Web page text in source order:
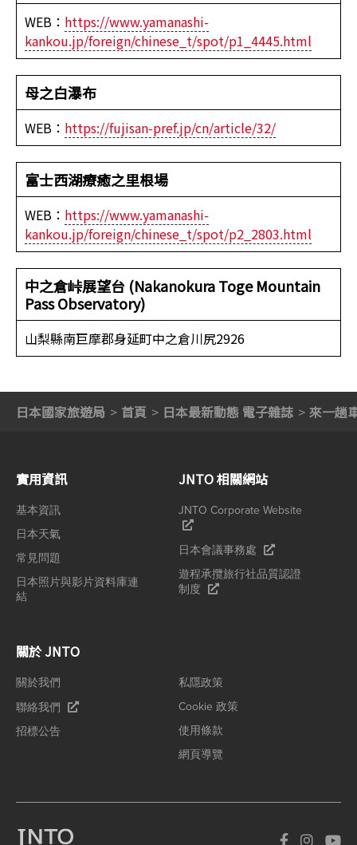
WEB： https://www.yamanashi-
kankou.jp/foreign/chinese_t/spot/p1_4445.html
母之白瀑布
WEB： https://fujisan-pref.jp/cn/article/32/
富士西湖療癒之里根場
WEB： https://www.yamanashi-
kankou.jp/foreign/chinese_t/spot/p2_2803.html
中之倉峠展望台 (Nakanokura Toge Mountain
Pass Observatory)
山梨縣南巨摩郡身延町中之倉川尻2926
日本國家旅遊局 首頁 日本最新動態 電子雜誌 來一趟
實用資訊
基本資訊
日本天氣
常見問題
日本照片與影片資料庫連
結
JNTO 相關網站
JNTO Corporate Website
日本會議事務處
遊程承攬旅行社品質認證
制度
關於 JNTO
關於我們
聯絡我們
招標公告
私隱政策
Cookie 政策
使用條款
網頁導覽